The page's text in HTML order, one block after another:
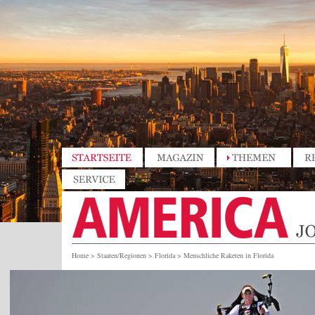
Home > Staaten/Regionen > Florida > Menschliche Raketen in Florida